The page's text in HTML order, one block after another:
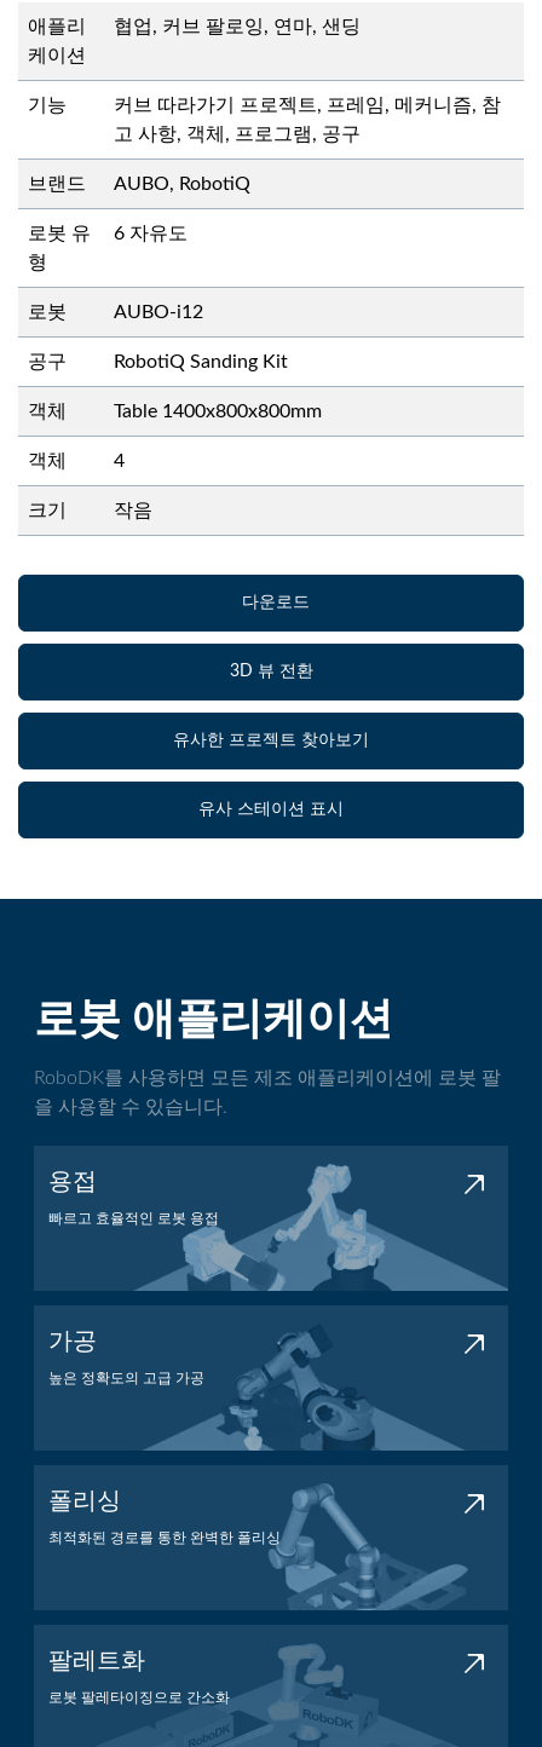
애플리
케이션
협업, 커브 팔로잉, 연마, 샌딩
기능
커브 따라가기 프로젝트, 프레임, 메커니즘, 참
고 사항, 객체, 프로그램, 공구
브랜드 AUBO, RobotiQ
로봇 유
형
6 자유도
로봇 AUBO-i12
공구 RobotiQ Sanding Kit
객체 Table 1400x800x800mm
객체 4
크기 작음
다운로드
3D 뷰 전환
유사한 프로젝트 찾아보기
유사 스테이션 표시
로봇 애플리케이션
RoboDK를 사용하면 모든 제조 애플리케이션에 로봇 팔
을 사용할 수 있습니다.
용접
빠르고 효율적인 로봇 용접
용접 애플리케이션
가공
높은 정확도의 고급 가공
가공 애플리케이션
폴리싱
최적화된 경로를 통한 완벽한 폴리싱
팔레트화
로봇 팔레타이징으로 간소화
팔레타이징 애플리케이션